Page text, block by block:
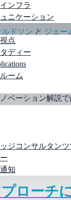
ンフラ
ニケーション
点
ディー
ーム
ジコンサルタン
知
ドソン と ジェ
グリテック
薬,流通
合成生物学などの
グな新しいバイオ
ベーション解説
性と収益性が高く
スと持続可能性に
ローチ